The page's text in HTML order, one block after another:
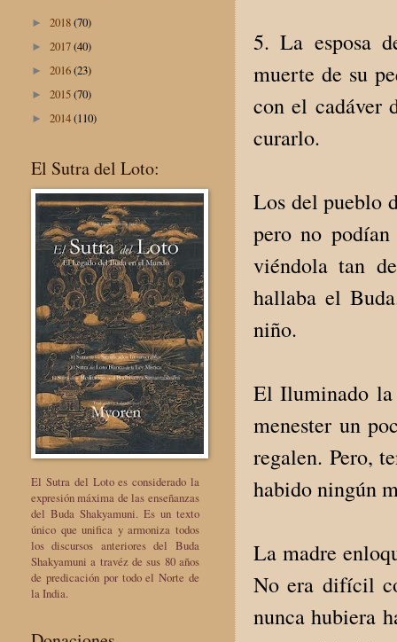
5. La esposa
muerte de su
con el cadáver
curarlo.
Los del pueblo
pero no
viéndola tan
hallaba el
niño.
El Iluminado
menester un
regalen. Pero,
habido ningún
La madre
No era difícil
nunca hubiera
► 2018(70)
► 2017(40)
► 2016(23)
► 2015(70)
► 2014(110)
El Sutra del Loto:
El Sutra del Loto es considerado la
expresión máxima de las enseñanzas
del Buda Shakyamuni. Es un texto
único que unifica y armoniza todos
los discursos anteriores del Buda
Shakyamuni a travéz de sus 80 años
de predicación por todo el Norte de
la India.